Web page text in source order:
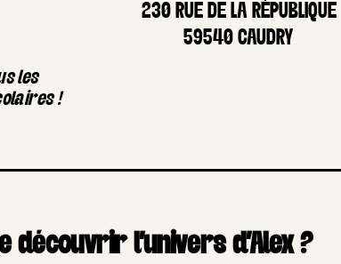
les
!
230 RUE DE LA RÉPUBLIQUE
59540 CAUDRY
découvrir l'univers d'Alex ?